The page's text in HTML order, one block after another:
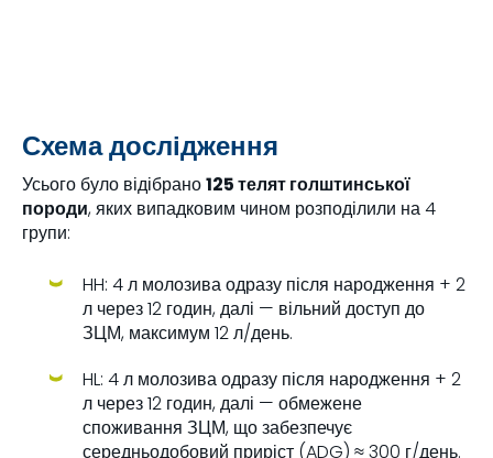
Схема дослідження
Усього було відібрано125 телят голштинської
породи, яких випадковим чином розподілили на 4
групи:
HH: 4 л молозива одразу після народження + 2
л через 12 годин, далі — вільний доступ до
ЗЦМ, максимум 12 л/день.
HL: 4 л молозива одразу після народження + 2
л через 12 годин, далі — обмежене
споживання ЗЦМ, що забезпечує
середньодобовий приріст (ADG) ≈ 300 г/день.